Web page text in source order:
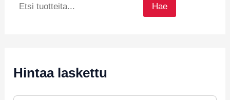
Hae
Hintaa laskettu